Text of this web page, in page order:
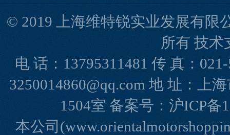
© 2019 上海维特锐实业发展有限
所有 技术
电 话：13795311481 传 真：
3250014860@qq.com 地 址：上
1504室 备案号： 沪ICP备
本公司